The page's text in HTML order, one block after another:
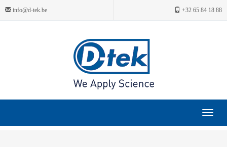
info@d-tek.be +32 65 84 18 88
Toggle